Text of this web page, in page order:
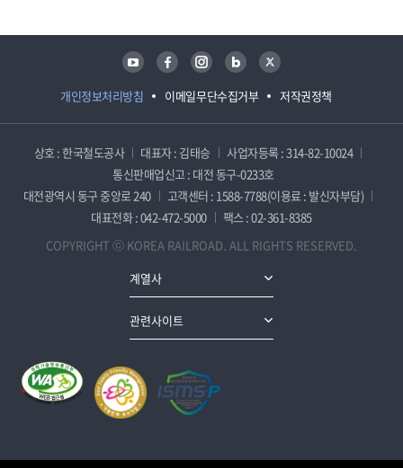
개인정보처리방침 이메일무단수집거부 저작권정책
유튜브 페이스북 인스타그램 블로그 트위터
상호 : 한국철도공사 대표자 : 김태승
사업자등록 : 314-82-10024
통신판매업신고 : 대전 동구-0233호
대전광역시 동구 중앙로 240
고객센터 : 1588-7788(이용료 : 발신자부담)
대표전화 : 042-472-5000
팩스 : 02-361-8385
COPYRIGHT ⓒ KOREA RAILROAD. ALL RIGHTS RESERVED.
계열사
관련사이트